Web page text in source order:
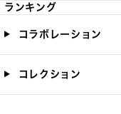
ランキング
コラボレーション
コレクション